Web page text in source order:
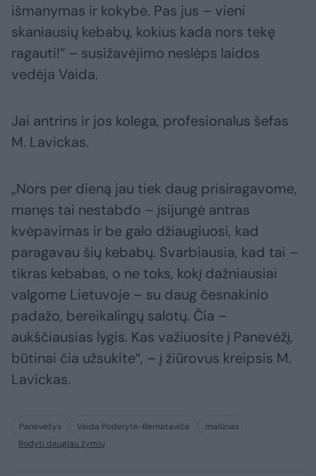
išmanymas ir kokybė. Pas jus – vieni
skaniausių kebabų, kokius kada nors tekę
ragauti!“ – susižavėjimo neslėps laidos
vedėja Vaida.
Jai antrins ir jos kolega, profesionalus šefas
M. Lavickas.
„Nors per dieną jau tiek daug prisiragavome,
manęs tai nestabdo – įsijungė antras
kvėpavimas ir be galo džiaugiuosi, kad
paragavau šių kebabų. Svarbiausia, kad tai –
tikras kebabas, o ne toks, kokį dažniausiai
valgome Lietuvoje – su daug česnakinio
padažo, bereikalingų salotų. Čia –
aukščiausias lygis. Kas važiuosite į Panevėžį,
būtinai čia užsukite“, – į žiūrovus kreipsis M.
Lavickas.
Panevėžys Vaida Poderytė-Bernatavičė
malūnas
Rodyti daugiau žymių